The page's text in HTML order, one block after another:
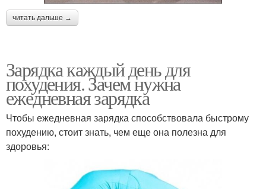
читать дальше →
Зарядка каждый день для
похудения. Зачем нужна
ежедневная зарядка
Чтобы ежедневная зарядка способствовала быстрому
похудению, стоит знать, чем еще она полезна для
здоровья: